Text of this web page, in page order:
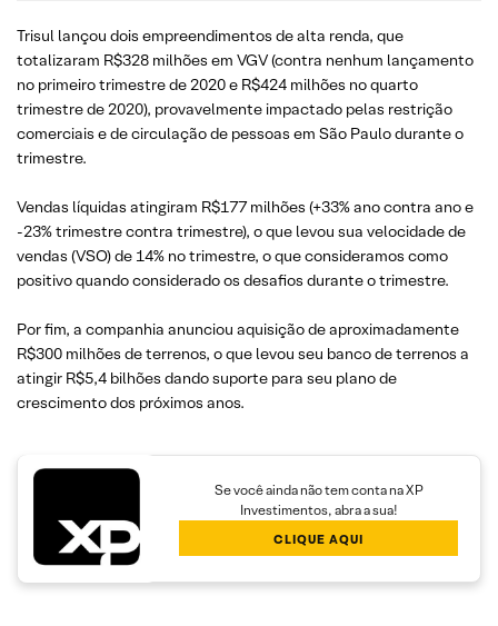
Trisul lançou dois empreendimentos de alta renda, que
totalizaram R$328 milhões em VGV (contra nenhum lançamento
no primeiro trimestre de 2020 e R$424 milhões no quarto
trimestre de 2020), provavelmente impactado pelas restrição
comerciais e de circulação de pessoas em São Paulo durante o
trimestre.
Vendas líquidas atingiram R$177 milhões (+33% ano contra ano e
-23% trimestre contra trimestre), o que levou sua velocidade de
vendas (VSO) de 14% no trimestre, o que consideramos como
positivo quando considerado os desafios durante o trimestre.
Por fim, a companhia anunciou aquisição de aproximadamente
R$300 milhões de terrenos, o que levou seu banco de terrenos a
atingir R$5,4 bilhões dando suporte para seu plano de
crescimento dos próximos anos.
Se você ainda não tem conta na XP
Investimentos, abra a sua!
CLIQUE AQUI